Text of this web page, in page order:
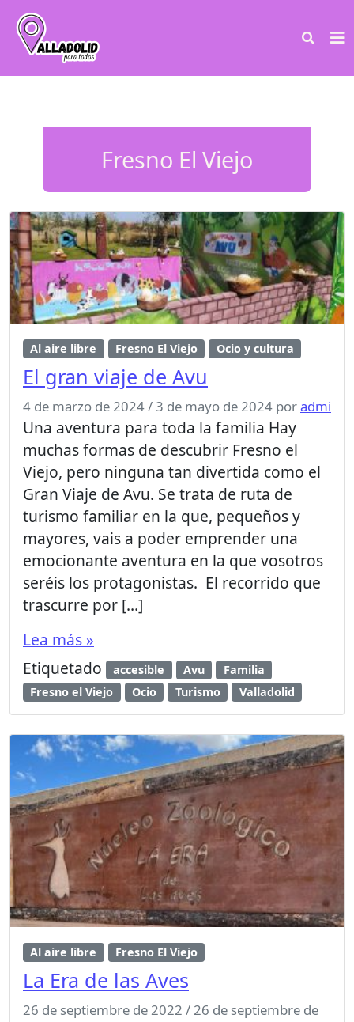
Fresno El Viejo
Al aire libre Fresno El Viejo Ocio y cultura
El gran viaje de Avu
4 de marzo de 2024/3 de mayo de 2024 poradmi
Una aventura para toda la familia Hay
muchas formas de descubrir Fresno el
Viejo, pero ninguna tan divertida como el
Gran Viaje de Avu. Se trata de ruta de
turismo familiar en la que, pequeños y
mayores, vais a poder emprender una
emocionante aventura en la que vosotros
seréis los protagonistas. El recorrido que
trascurre por […]
Lea más »
Etiquetado
accesible Avu
Familia
Fresno el Viejo
Ocio Turismo Valladolid
Al aire libre Fresno El Viejo
La Era de las Aves
26 de septiembre de 2022 /26 de septiembre de